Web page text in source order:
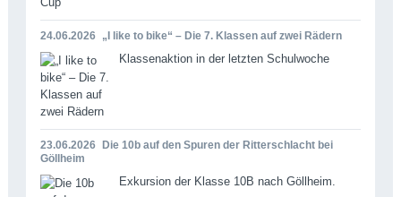
24.06.2026 „I like to bike“ – Die 7. Klassen auf zwei Rädern
Klassenaktion in der letzten Schulwoche
23.06.2026 Die 10b auf den Spuren der Ritterschlacht bei
Göllheim
Exkursion der Klasse 10B nach Göllheim.